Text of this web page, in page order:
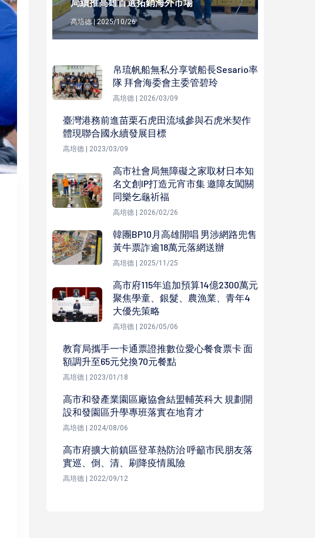
高培德 | 2025/10/26
帛琉帆船無私分享號船長Sesario率
隊 拜會海委會主委管碧玲
高培德 | 2026/03/09
臺灣港務前進苗栗石虎田流域參與石虎米契作
體現聯合國永續發展目標
高培德 | 2023/03/09
高市社會局無障礙之家取材日本知
名文創IP打造元宵市集 邀障友闖關
同樂乞龜祈福
高培德 | 2026/02/26
韓團BP10月高雄開唱 男涉網路兜售
黃牛票詐逾18萬元落網送辦
高培德 | 2025/11/25
高市府115年追加預算14億2300萬元
聚焦學童、銀髮、農漁業、青年4
大優先策略
高培德 | 2026/05/06
教育局攜手一卡通票證推數位愛心餐食票卡 面
額調升至65元兌換70元餐點
高培德 | 2023/01/18
高市和發產業園區廠協會結盟輔英科大 規劃開
設和發園區升學專班落實在地育才
高培德 | 2024/08/06
高市府擴大前鎮區登革熱防治 呼籲市民朋友落
實巡、倒、清、刷降疫情風險
高培德 | 2022/09/12